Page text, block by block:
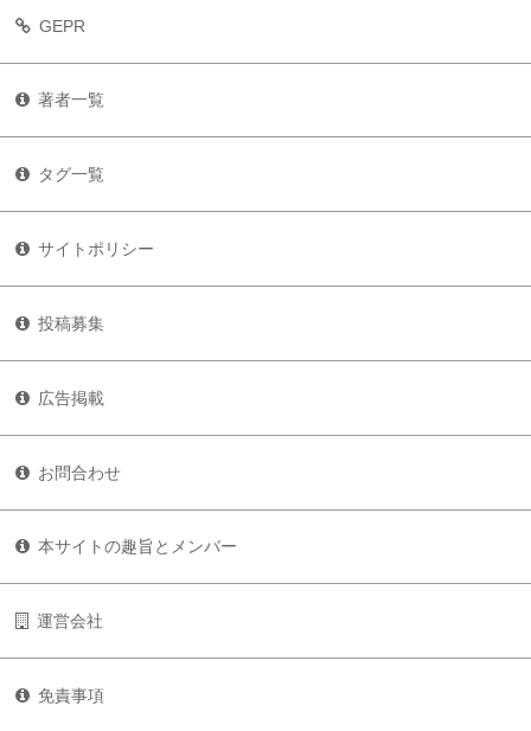
GEPR
著者一覧
タグ一覧
サイトポリシー
投稿募集
広告掲載
お問合わせ
本サイトの趣旨とメンバー
運営会社
免責事項